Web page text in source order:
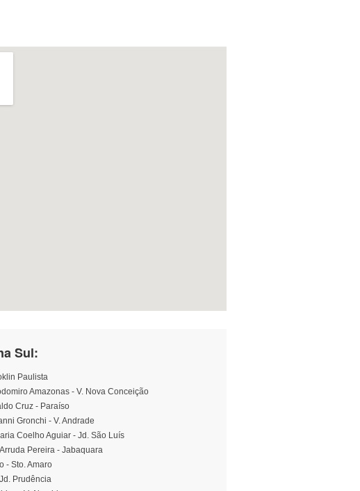
Sul:
Paulista
Amazonas - V. Nova Conceição
Cruz - Paraíso
Gronchi - V. Andrade
Coelho Aguiar - Jd. São Luís
Pereira - Jabaquara
- Sto. Amaro
Prudência